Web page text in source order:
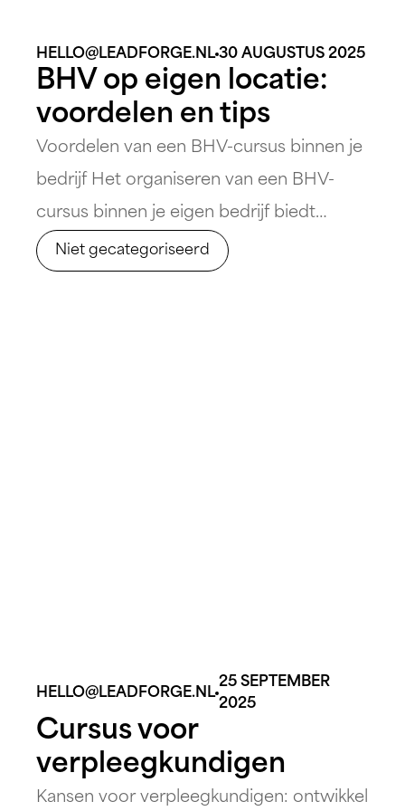
HELLO@LEADFORGE.NL 30 AUGUSTUS 2025
BHV op eigen locatie:
voordelen en tips
Voordelen van een BHV-cursus binnen je
bedrijf Het organiseren van een BHV-
cursus binnen je eigen bedrijf biedt
talloze voordelen die verder gaan dan
Niet gecategoriseerd
HELLO@LEADFORGE.NL
25 SEPTEMBER
2025
Cursus voor
verpleegkundigen
Kansen voor verpleegkundigen: ontwikkel